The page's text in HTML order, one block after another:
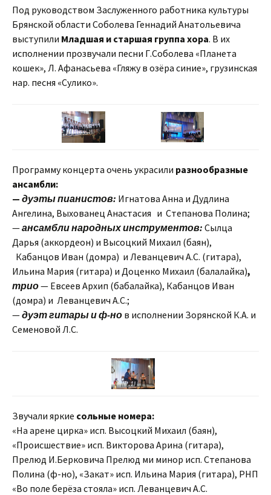
Под руководством Заслуженного работника культуры
Брянской области Соболева Геннадий Анатольевича
выступили Младшая и старшая группа хора. В их
исполнении прозвучали песни Г.Соболева «Планета
кошек», Л. Афанасьева «Гляжу в озёра синие», грузинская
нар. песня «Сулико».
Программу концерта очень украсили разнообразные
ансамбли:
— дуэты пианистов: Игнатова Анна и Дудлина
Ангелина, Выхованец Анастасия и Степанова Полина;
—ансамбли народных инструментов: Сылца
Дарья (аккордеон) и Высоцкий Михаил (баян),
Кабанцов Иван (домра) и Леванцевич А.С. (гитара),
Ильина Мария (гитара) и Доценко Михаил (балалайка),
трио— Евсеев Архип (бабалайка), Кабанцов Иван
(домра) и Леванцевич А.С.;
—дуэт гитары и ф-но в исполнении Зорянской К.А. и
Семеновой Л.С.
Звучали яркие сольные номера:
«На арене цирка» исп. Высоцкий Михаил (баян),
«Происшествие» исп. Викторова Арина (гитара),
Прелюд И.Берковича Прелюд ми минор исп. Степанова
Полина (ф-но), «Закат» исп. Ильина Мария (гитара), РНП
«Во поле берёза стояла» исп. Леванцевич А.С.